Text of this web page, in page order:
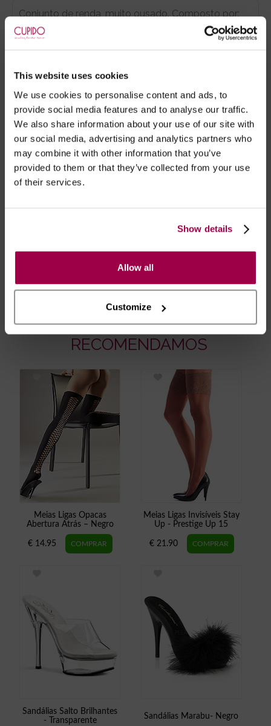
This website uses cookies
We use cookies to personalise content and ads, to
provide social media features and to analyse our traffic.
We also share information about your use of our site with
our social media, advertising and analytics partners who
may combine it with other information that you’ve
provided to them or that they’ve collected from your use
of their services.
Show details
Allow all
Customize
Conjunto de renda, muito ousado. Composto por:
- Soutien prateleira embelezado com pendente
entre as copas. Alças ajustáveis, fecha atrás com
- Cinto de ligas com ligueiros ajustáveis;
- Tanga fio dental com abertura.
OBS: Não inclui meias. Veja a nossa
categoria,AQUI.
Marca:Cottelli Lingerie
- *Entrega em 24 horas para pedidos antes das 16:00 h.
Possibilidade de atraso em épocas festivas.
RECOMENDAMOS
Meias Ligas Opacas
Abertura Atrás – Negro
€ 14.95
Meias Ligas Invisíveis Stay
Up - Prestige Up 15
€ 21.90
Sandálias Salto Brilhantes
- Transparente
Sandálias Marabu- Negro